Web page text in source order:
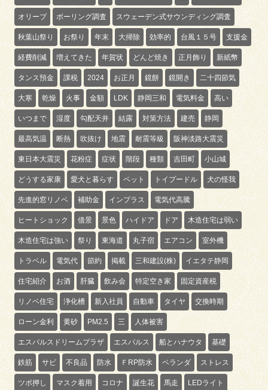
オリーブ ボーリング調査 スウェーデン式サウンディング調査
秋葉山祭り お祭り 年末 大掃除 効率的 台風１５号 支援金
経費削減 増えてきた 年賀状 どんど焼き 正月飾り 新紙幣
タンス預金 課税 2024 お正月 鏡餅 鏡開き 二十四節気
大寒 乾燥 火事 金額 LDK 静岡三和 電気料金 高い
いつまで 湿度 勾配天井 結露 対策方法 建売 静岡
最高気温 断熱 吹抜け 地震 耐震等級 阪神淡路大震災
東日本大震災 花粉症 症状 階段 種類 吉田町 小山城
どうする家康 愛犬と暮らす ペット トイプードル 犬の怪我
先進的窓リノベ 補助金 インプラス 電気代高騰
ヒートショック 借景 景色 ハイドア ドア 木造住宅は弱い
木造住宅は強い 祭り 東海道 丸子宿 エアコン 室外機
トラベル 電気代 節約 掲載 三和建設(株) イエタテ静岡
住宅紹介 お酒 肝臓 飲み会 特定空き家 固定資産税
リノベ住宅 浄化槽 新入社員 自動車 タイヤ 交換時期
ローン金利 黄砂 PM2.5 三 人体被害
エスパルスドリームプラザ エスパルス 船とハナウタ 基礎
鉄筋 サビ 不良品 防水 ＦRP防水 ベランダ ストレス
ツボ押し マスク着用 コロナ 誕生花 馬走 LEDライト